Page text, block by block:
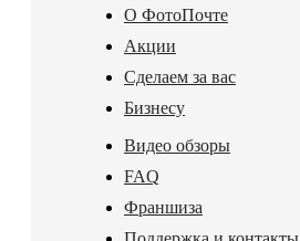
О ФотоПочте
Акции
Сделаем за вас
Бизнесу
Видео обзоры
FAQ
Франшиза